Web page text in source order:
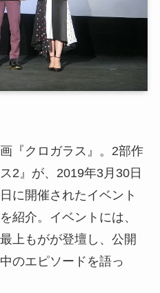
『クロガラス』。2部作
2』が、2019年3月30日
に開催されたイベント
紹介。イベントには、
上もがが登壇し、公開
のエピソードを語っ